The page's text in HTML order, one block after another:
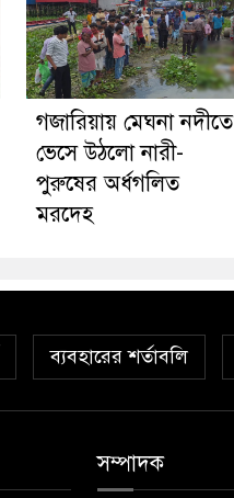
গজারিয়ায় মেঘনা নদীতে
ভেসে উঠলো নারী-
পুরুষের অর্ধগলিত
মরদেহ
ব্যবহারের শর্তাবলি
সম্পাদক